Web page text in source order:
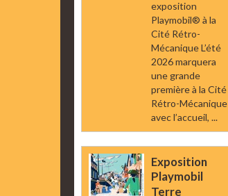
exposition
Playmobil® à la
Cité Rétro-
Mécanique L’été
2026 marquera
une grande
première à la Cité
Rétro-Mécanique
avec l’accueil, ...
Exposition
Playmobil
Terre